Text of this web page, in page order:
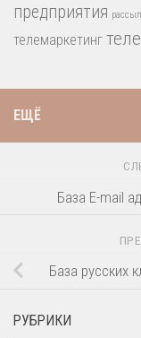
предприятия
телемаркетинг
ЕЩЁ
База E-mail
База русских
РУБРИКИ